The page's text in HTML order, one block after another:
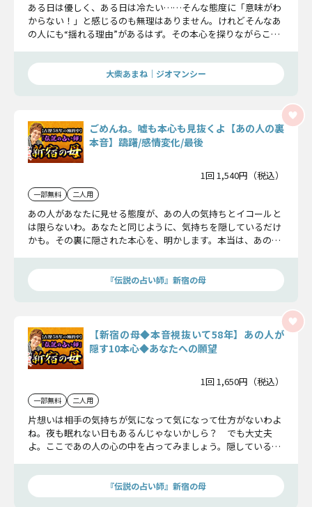
ある日は優しく、ある日は冷たい……そんな態度に「意味がわ
からない！」と感じるのも無理はありません。けれどそんなあ
の人にも“揺れる理由”があるはず。その本心を探りながらこの
大柴あまね｜ジオマンシー
ごめんね。嘘も本心も見抜くよ【あの人の裏
本音】躊躇/感情変化/最後
1回 1,540円（税込）
一部無料 二人用
あの人があなたに見せる態度が、あの人の気持ちとイコールと
は限らないわ。あなたと同じように、気持ちを隠しているだけ
かも。その裏に隠された本心を、明かします。本当は、あの人
『伝説の占い師』新宿の母
【新宿の母◆本音視抜いて58年】あの人が
隠す10本心◆あなたへの願望
1回 1,650円（税込）
一部無料 二人用
片想いは相手の気持ちが気になって気になって仕方がないわよ
ね。夜も眠れない日もあるんじゃないかしら？ でも大丈夫
よ。ここであの人の心の中を占ってみましょう。隠している本
『伝説の占い師』新宿の母